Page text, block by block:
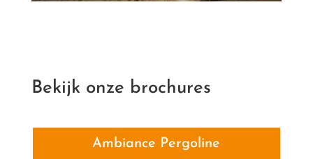
Bekijk onze brochures
Ambiance Pergoline